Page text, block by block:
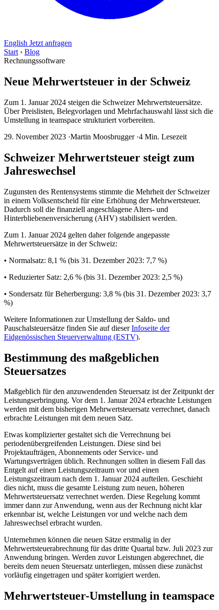
English Jetzt anfragen
Start › Blog
Rechnungssoftware
Neue Mehrwertsteuer in der Schweiz
Zum 1. Januar 2024 steigen die Schweizer Mehrwertsteuersätze.
Über Preislisten, Belegvorlagen und Mehrfachauswahl lässt sich die
Umstellung in teamspace strukturiert vorbereiten.
29. November 2023 ·Martin Moosbrugger ·4 Min. Lesezeit
Schweizer Mehrwertsteuer steigt zum
Jahreswechsel
Zugunsten des Rentensystems stimmte die Mehrheit der Schweizer
in einem Volksentscheid für eine Erhöhung der Mehrwertsteuer.
Dadurch soll die finanziell angeschlagene Alters- und
Hinterbliebenenversicherung (AHV) stabilisiert werden.
Zum 1. Januar 2024 gelten daher folgende angepasste
Mehrwertsteuersätze in der Schweiz:
• Normalsatz: 8,1 % (bis 31. Dezember 2023: 7,7 %)
• Reduzierter Satz: 2,6 % (bis 31. Dezember 2023: 2,5 %)
• Sondersatz für Beherbergung: 3,8 % (bis 31. Dezember 2023: 3,7
%)
Weitere Informationen zur Umstellung der Saldo- und
Pauschalsteuersätze finden Sie auf dieserInfoseite der
Eidgenössischen Steuerverwaltung (ESTV).
Bestimmung des maßgeblichen
Steuersatzes
Maßgeblich für den anzuwendenden Steuersatz ist der Zeitpunkt der
Leistungserbringung. Vor dem 1. Januar 2024 erbrachte Leistungen
werden mit dem bisherigen Mehrwertsteuersatz verrechnet, danach
erbrachte Leistungen mit dem neuen Satz.
Etwas komplizierter gestaltet sich die Verrechnung bei
periodenübergreifenden Leistungen. Diese sind bei
Projektaufträgen, Abonnements oder Service- und
Wartungsverträgen üblich. Rechnungen sollten in diesem Fall das
Entgelt auf einen Leistungszeitraum vor und einen
Leistungszeitraum nach dem 1. Januar 2024 aufteilen. Geschieht
dies nicht, muss die gesamte Leistung zum neuen, höheren
Mehrwertsteuersatz verrechnet werden. Diese Regelung kommt
immer dann zur Anwendung, wenn aus der Rechnung nicht klar
erkennbar ist, welche Leistungen vor und welche nach dem
Jahreswechsel erbracht wurden.
Unternehmen können die neuen Sätze erstmalig in der
Mehrwertsteuerabrechnung für das dritte Quartal bzw. Juli 2023 zur
Anwendung bringen. Werden zuvor Leistungen abgerechnet, die
bereits dem neuen Steuersatz unterliegen, müssen diese zunächst
vorläufig eingetragen und später korrigiert werden.
Mehrwertsteuer-Umstellung in teamspace